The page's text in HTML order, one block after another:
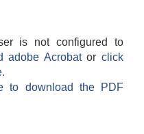
is not configured to
adobe Acrobatorclick
to download the PDF